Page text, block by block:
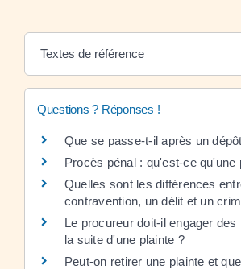
Textes de référence
Questions ? Réponses !
Que se passe-t-il après un
Procès pénal : qu'est-ce qu'une
Quelles sont les différences
contravention, un délit et un
Le procureur doit-il engager
la suite d'une plainte ?
Peut-on retirer une plainte et